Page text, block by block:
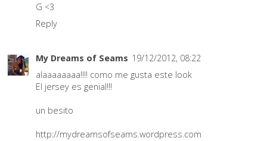
G <3
Reply
My Dreams of Seams 19/12/2012, 08:22
alaaaaaaaa!!!! como me gusta este look
El jersey es genial!!!
un besito
http://mydreamsofseams.wordpress.com